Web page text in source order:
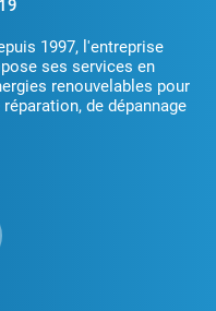
1997, l'entreprise
ses services en
renouvelables pour
de dépannage